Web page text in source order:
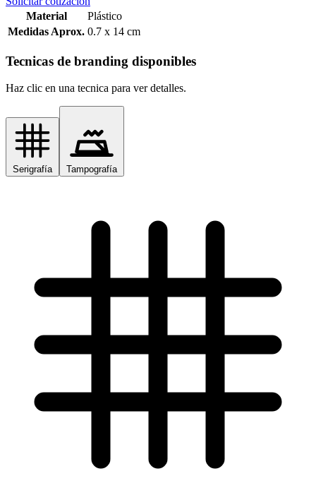
Material
Plástico
Medidas Aprox. 0.7 x 14 cm
Tecnicas de branding disponibles
Haz clic en una tecnica para ver detalles.
Serigrafía Tampografía